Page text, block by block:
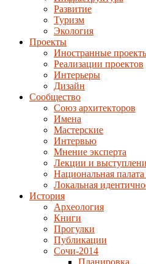
Развитие
Туризм
Экология
Проекты
Иностранные
Реализации проектов
Интерьеры
Дизайн
Сообщество
Союз архитекторов
Имена
Мастерские
Интервью
Мнение эксперта
Лекции и
Национальная палата
Локальная
История
Археология
Книги
Прогулки
Публикации
Сочи-2014
Планировка